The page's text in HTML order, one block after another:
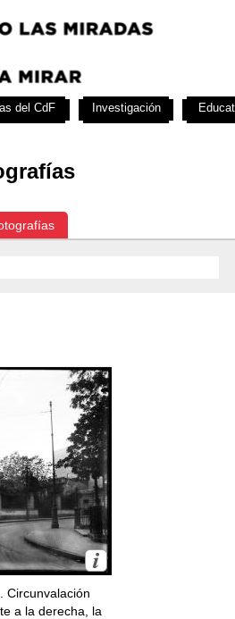
Circunvalación
a la derecha, la
del CdF Investigación